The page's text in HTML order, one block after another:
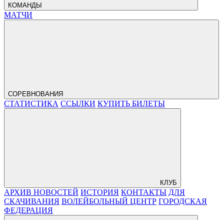
КОМАНДЫ
МАТЧИ
СОРЕВНОВАНИЯ
СТАТИСТИКА ССЫЛКИ КУПИТЬ БИЛЕТЫ
КЛУБ
АРХИВ НОВОСТЕЙ ИСТОРИЯ КОНТАКТЫ ДЛЯ
СКАЧИВАНИЯ ВОЛЕЙБОЛЬНЫЙ ЦЕНТР ГОРОДСКАЯ
ФЕДЕРАЦИЯ